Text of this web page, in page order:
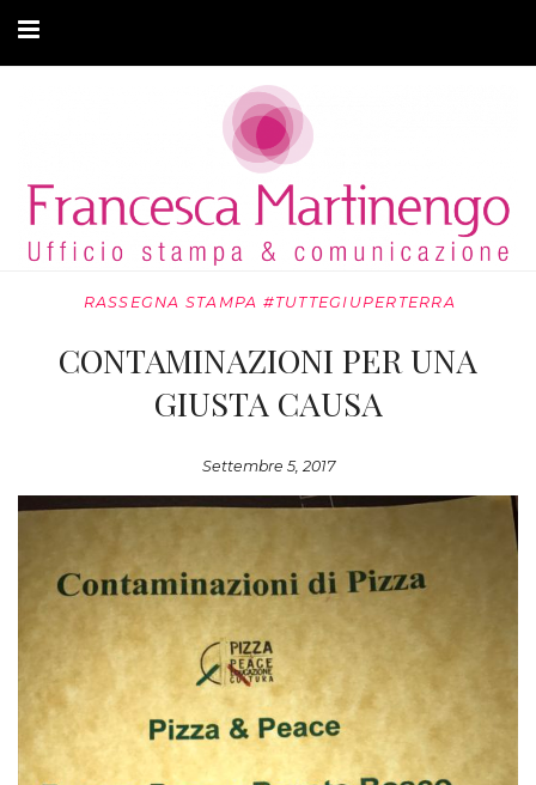
ARTICOLI
MODA ADATTIVA
PRIVACY
RASSEGNA STAMPA #TUTTEGIUPERTERRA
CONTAMINAZIONI PER UNA
GIUSTA CAUSA
Settembre 5, 2017